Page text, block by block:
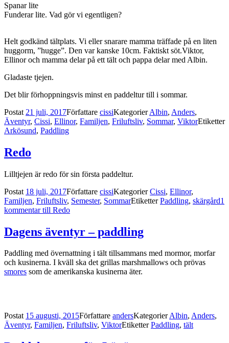
Spanar lite
Funderar lite. Vad gör vi egentligen?
Helt godkänd tältplats. Vi eller snarare mamma träffade på en liten
huggorm, ”hugge”. Den var kanske 10cm. Faktiskt söt.Viktor,
Ellinor och mamma delar på ett tält och pappa delar med Albin.
Gladaste tjejen.
Det blir förhoppningsvis minst en paddeltur till i sommar.
Postat 21 juli, 2017Författare cissiKategorierAlbin, Anders,
Äventyr, Cissi, Ellinor, Familjen, Friluftsliv, Sommar, ViktorEtiketter
Arkösund, Paddling
Redo
Lilltjejen är redo för sin första paddeltur.
Postat 18 juli, 2017Författare cissiKategorierCissi, Ellinor,
Familjen, Friluftsliv, Semester, SommarEtiketterPaddling, skärgård1
kommentartill Redo
Dagens äventyr – paddling
Paddling med övernattning i tält tillsammans med mormor, morfar
och kusinerna. I kväll ska det grillas marshmallows och prövas
smores som de amerikanska kusinerna äter.
Postat 15 augusti, 2015Författare andersKategorierAlbin, Anders,
Äventyr, Familjen, Friluftsliv, ViktorEtiketterPaddling, tält